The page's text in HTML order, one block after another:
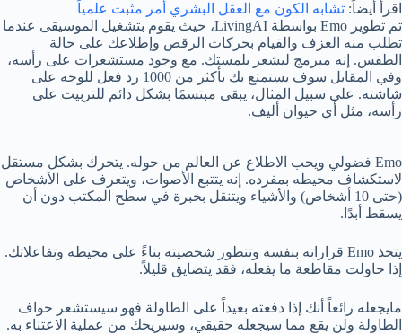
اقرأ أيضاً: تشابه الكون مع العقل البشري أمر مثبت علمياً
تم تطوير Emo بواسطة LivingAI، حيث يقوم بتشغيل الموسيقى عندما
تطلب منه العزف والقيام بحركات الرقص وإطلاعك على حالة
الطقس. إنه مبرمج ليشعر بلمستك. مع وجود مستشعرات على رأسه،
وفي المقابل سوف يستمتع بك بأكثر من 1000 رد فعل للوجه على
شاشته. على سبيل المثال، يبقى مبتسمًا بشكل دائم للتربيت على
رأسه، مثل أي حيوان أليف.
Emo فضولي ويحب الاطلاع عن العالم من حوله. يتحرك بشكل مستقل
لاستكشاف محيطه بمفرده. إنه يتتبع الأصوات، ويتعرف على الأشخاص
(حتى 10 أشخاص) والأشياء ويتنقل بخبرة في سطح المكتب دون أن
يسقط أبدًا.
يتخذ Emo قراراته بنفسه وتتطور شخصيته بناءً على محيطه وتفاعلاتك.
إذا حاولت مقاطعة ما يفعله، فقد يتضايق قليلاً.
مايجعله رائعاً أنك إذا دفعته بعيداً على الطاولة فهو سيستشعر حواف
الطاولة ولن يقع مما سيجعله حقيقي، وسيريحك من عملية الاعتناء به.